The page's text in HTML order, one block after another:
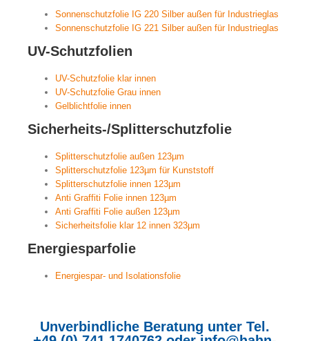
Sonnenschutzfolie IG 220 Silber außen für Industrieglas
Sonnenschutzfolie IG 221 Silber außen für Industrieglas
UV-Schutzfolien
UV-Schutzfolie klar innen
UV-Schutzfolie Grau innen
Gelblichtfolie innen
Sicherheits-/Splitterschutzfolie
Splitterschutzfolie außen 123µm
Splitterschutzfolie 123µm für Kunststoff
Splitterschutzfolie innen 123µm
Anti Graffiti Folie innen 123µm
Anti Graffiti Folie außen 123µm
Sicherheitsfolie klar 12 innen 323µm
Energiesparfolie
Energiespar- und Isolationsfolie
Unverbindliche Beratung unter Tel.